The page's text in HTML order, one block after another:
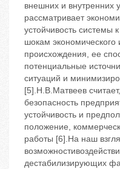
внешних и
рассматривает
устойчивость системы
шокам экономического
происхождения, ее
потенциальные
ситуаций и
[5].Н.В.Матвеев
безопасность
устойчивость и
положение,
работы [6].На наш
дестабилизирующих